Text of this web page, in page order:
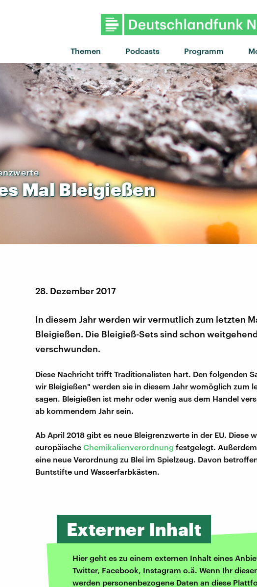
Themen Podcasts Programm
MalBleigießen
28. Dezember 2017
In diesem Jahr werden wir vermutlich zum letzten
Bleigießen. Die Bleigieß-Sets sind schon
verschwunden.
Diese Nachricht trifft Traditionalisten hart. Den folgenden
wir Bleigießen" werden sie in diesem Jahr womöglich zum
sagen. Bleigießen ist mehr oder wenig aus dem Handel
ab kommendem Jahr sein.
Ab April 2018 gibt es neue Bleigrenzwerte in der EU. Diese
europäische Chemikalienverordnung festgelegt.
eine neue Verordnung zu Blei im Spielzeug. Davon
Buntstifte und Wasserfarbkästen.
Externer Inhalt
Hier geht es zu einem externen Inhalt eines
Twitter, Facebook, Instagram o.ä. Wenn Ihr
werden personenbezogene Daten an diese